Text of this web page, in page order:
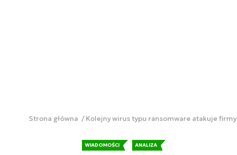
Strona główna Kolejny wirus typu ransomware atakuje firmy
WIADOMOŚCI ANALIZA